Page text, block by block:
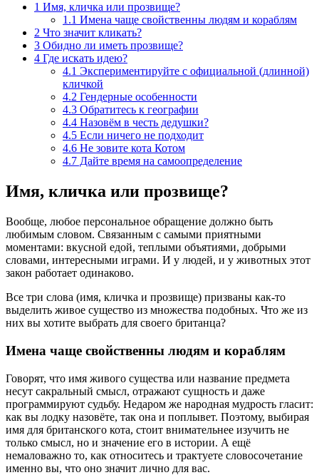
1 Имя, кличка или прозвище?
1.1 Имена чаще свойственны людям и кораблям
2 Что значит кликать?
3 Обидно ли иметь прозвище?
4 Где искать идею?
4.1 Экспериментируйте с официальной (длинной)
кличкой
4.2 Гендерные особенности
4.3 Обратитесь к географии
4.4 Назовём в честь дедушки?
4.5 Если ничего не подходит
4.6 Не зовите кота Котом
4.7 Дайте время на самоопределение
Имя, кличка или прозвище?
Вообще, любое персональное обращение должно быть
любимым словом. Связанным с самыми приятными
моментами: вкусной едой, теплыми объятиями, добрыми
словами, интересными играми. И у людей, и у животных этот
закон работает одинаково.
Все три слова (имя, кличка и прозвище) призваны как-то
выделить живое существо из множества подобных. Что же из
них вы хотите выбрать для своего британца?
Имена чаще свойственны людям и кораблям
Говорят, что имя живого существа или название предмета
несут сакральный смысл, отражают сущность и даже
программируют судьбу. Недаром же народная мудрость гласит:
как вы лодку назовёте, так она и поплывет. Поэтому, выбирая
имя для британского кота, стоит внимательнее изучить не
только смысл, но и значение его в истории. А ещё
немаловажно то, как относитесь и трактуете словосочетание
именно вы, что оно значит лично для вас.